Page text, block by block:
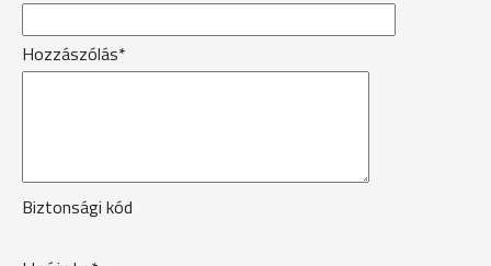
Hozzászólás*
Biztonsági kód